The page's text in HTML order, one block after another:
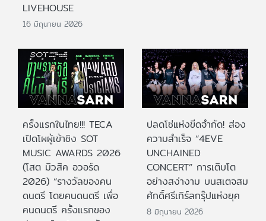
LIVEHOUSE
16 มิถุนายน 2026
ครั้งแรกในไทย!!! TECA
เปิดโผผู้เข้าชิง SOT
MUSIC AWARDS 2026
(โสต มิวสิค อวอร์ด
2026) “รางวัลของคน
ดนตรี โดยคนดนตรี เพื่อ
คนดนตรี ครั้งแรกของ
ปลดโซ่แห่งขีดจำกัด! ส่อง
ความสำเร็จ “4EVE
UNCHAINED
CONCERT” การเติบโต
อย่างสง่างาม บนสเตจสม
ศักดิ์ศรีเกิร์ลกรุ๊ปแห่งยุค
8 มิถุนายน 2026